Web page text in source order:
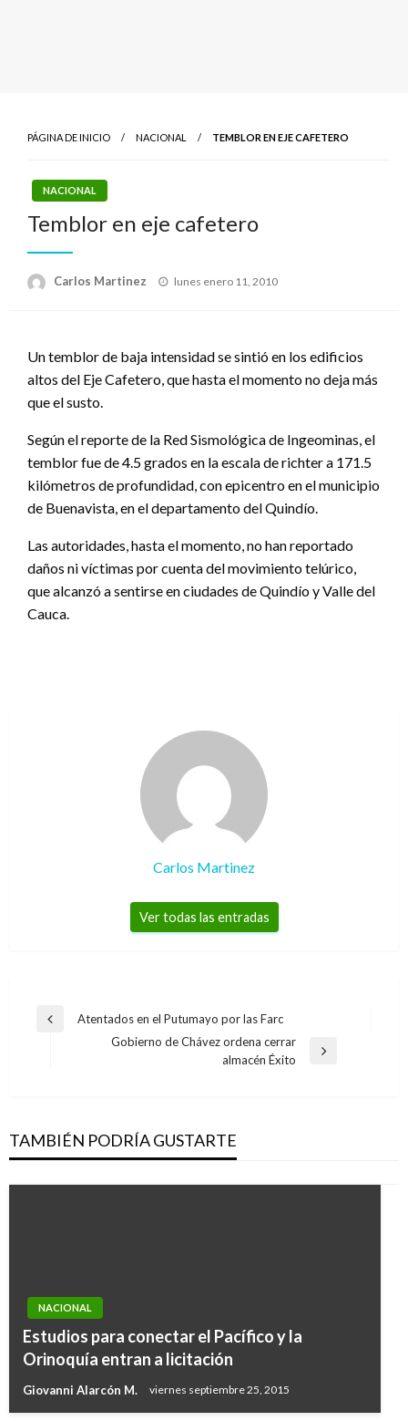
PÁGINA DE INICIO NACIONAL TEMBLOR EN EJE CAFETERO
NACIONAL
Temblor en eje cafetero
Carlos Martinez
Publicado
lunes enero 11, 2010
Un temblor de baja intensidad se sintió en los edificios
altos del Eje Cafetero, que hasta el momento no deja más
que el susto.
Según el reporte de la Red Sismológica de Ingeominas, el
temblor fue de 4.5 grados en la escala de richter a 171.5
kilómetros de profundidad, con epicentro en el municipio
de Buenavista, en el departamento del Quindío.
Las autoridades, hasta el momento, no han reportado
daños ni víctimas por cuenta del movimiento telúrico,
que alcanzó a sentirse en ciudades de Quindío y Valle del
Cauca.
Carlos Martinez
Ver todas las entradas
Navegación
Entrada
Atentados en el Putumayo por las Farc
Gobierno de Chávez ordena cerrar
almacén Éxito
TAMBIÉN PODRÍA GUSTARTE
NACIONAL
Estudios para conectar el Pacífico y la
Orinoquía entran a licitación
Giovanni Alarcón M. viernes septiembre 25, 2015